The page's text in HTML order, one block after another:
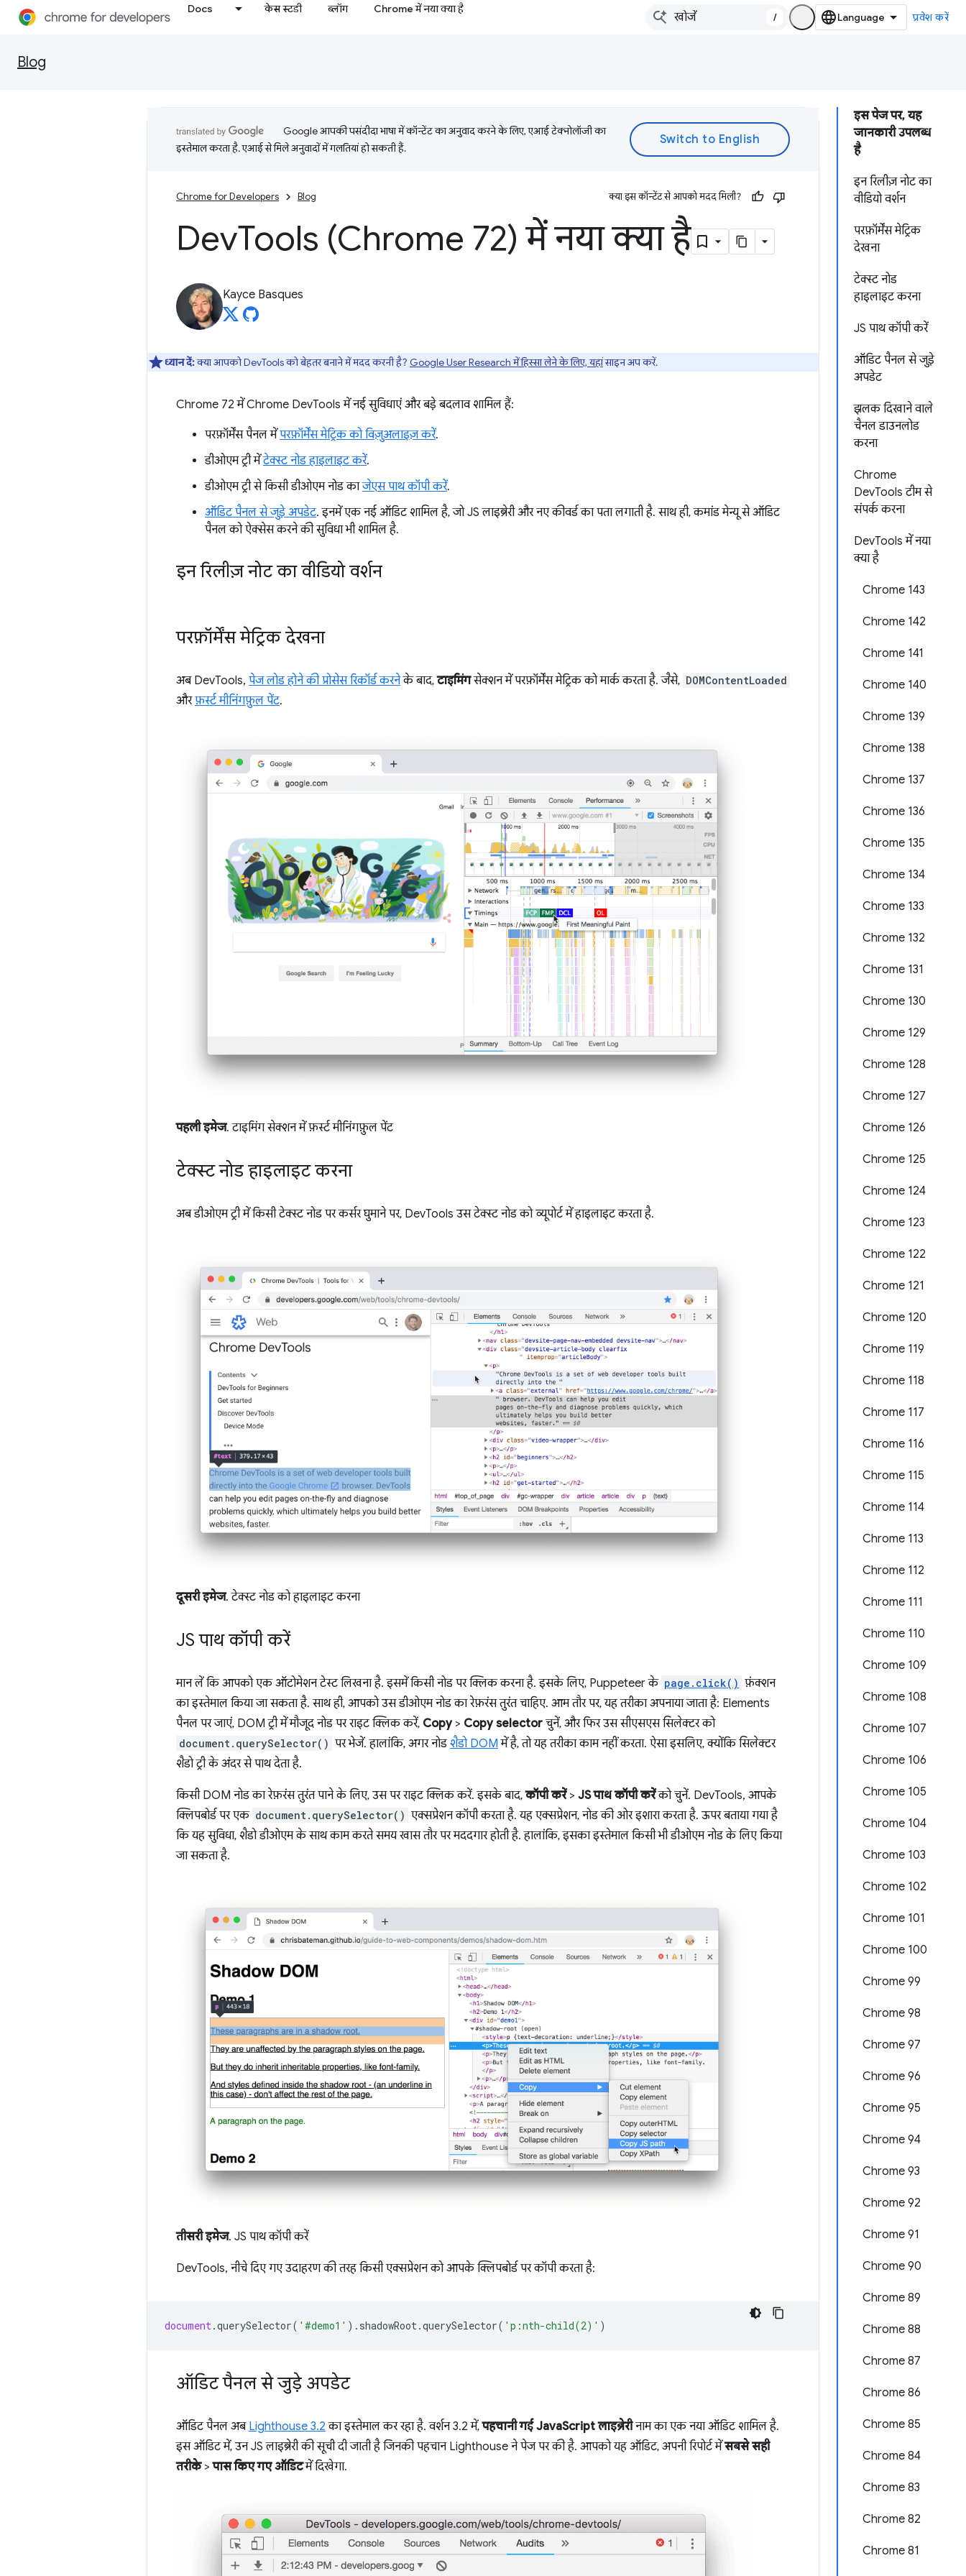
Docs केस स्टडी ब्लॉग Chrome में नया क्या है
/ प्रवेश करें
Blog
इस पेज पर, यह
जानकारी उपलब्ध
है
इन रिलीज़ नोट का
वीडियो वर्शन
परफ़ॉर्मेंस मेट्रिक
देखना
टेक्स्ट नोड
हाइलाइट करना
JS पाथ कॉपी करें
ऑडिट पैनल से जुड़े
अपडेट
झलक दिखाने वाले
चैनल डाउनलोड
करना
Chrome
DevTools टीम से
संपर्क करना
DevTools में नया
क्या है
Chrome 143
Chrome 142
Chrome 141
Chrome 140
Chrome 139
Chrome 138
Chrome 137
Chrome 136
Chrome 135
Chrome 134
Chrome 133
Chrome 132
Chrome 131
Chrome 130
Chrome 129
Chrome 128
Chrome 127
Chrome 126
Chrome 125
Chrome 124
Chrome 123
Chrome 122
Chrome 121
Chrome 120
Chrome 119
Chrome 118
Chrome 117
Chrome 116
Chrome 115
Chrome 114
Chrome 113
Chrome 112
Chrome 111
Chrome 110
Chrome 109
Chrome 108
Chrome 107
Chrome 106
Chrome 105
Chrome 104
Chrome 103
Chrome 102
Chrome 101
Chrome 100
Chrome 99
Chrome 98
Chrome 97
Chrome 96
Chrome 95
Chrome 94
Chrome 93
Chrome 92
Chrome 91
Chrome 90
Chrome 89
Chrome 88
Chrome 87
Chrome 86
Chrome 85
Chrome 84
Chrome 83
Chrome 82
Chrome 81
Google आपकी पसंदीदा भाषा में कॉन्टेंट का अनुवाद करने के लिए, एआई टेक्नोलॉजी का
इस्तेमाल करता है. एआई से मिले अनुवादों में गलतियां हो सकती हैं.
Chrome for Developers Blog क्या इस कॉन्टेंट से आपको मदद मिली?
DevTools (Chrome 72) में नया क्या है
Kayce Basques
ध्यान दें:क्या आपको DevTools को बेहतर बनाने में मदद करनी है? Google User Research में हिस्सा लेने के लिए, यहांसाइन अप करें.
Chrome 72 में Chrome DevTools में नई सुविधाएं और बड़े बदलाव शामिल हैं:
परफ़ॉर्मेंस पैनल मेंपरफ़ॉर्मेंस मेट्रिक को विज़ुअलाइज़ करें.
डीओएम ट्री मेंटेक्स्ट नोड हाइलाइट करें.
डीओएम ट्री से किसी डीओएम नोड काजेएस पाथ कॉपी करें.
ऑडिट पैनल से जुड़े अपडेट. इनमें एक नई ऑडिट शामिल है, जो JS लाइब्रेरी और नए कीवर्ड का पता लगाती है. साथ ही, कमांड मेन्यू से ऑडिट
पैनल को ऐक्सेस करने की सुविधा भी शामिल है.
इन रिलीज़ नोट का वीडियो वर्शन
परफ़ॉर्मेंस मेट्रिक देखना
अब DevTools, पेज लोड होने की प्रोसेस रिकॉर्ड करनेके बाद,टाइमिंगसेक्शन में परफ़ॉर्मेंस मेट्रिक को मार्क करता है. जैसे, DOMContentLoaded
औरफ़र्स्ट मीनिंगफ़ुल पेंट.
पहली इमेज. टाइमिंग सेक्शन में फ़र्स्ट मीनिंगफ़ुल पेंट
टेक्स्ट नोड हाइलाइट करना
अब डीओएम ट्री में किसी टेक्स्ट नोड पर कर्सर घुमाने पर, DevTools उस टेक्स्ट नोड को व्यूपोर्ट में हाइलाइट करता है.
दूसरी इमेज. टेक्स्ट नोड को हाइलाइट करना
JS पाथ कॉपी करें
मान लें कि आपको एक ऑटोमेशन टेस्ट लिखना है. इसमें किसी नोड पर क्लिक करना है. इसके लिए, Puppeteer के page.click() फ़ंक्शन
का इस्तेमाल किया जा सकता है. साथ ही, आपको उस डीओएम नोड का रेफ़रंस तुरंत चाहिए. आम तौर पर, यह तरीका अपनाया जाता है: Elements
पैनल पर जाएं, DOM ट्री में मौजूद नोड पर राइट क्लिक करें, Copy> Copy selector चुनें, और फिर उस सीएसएस सिलेक्टर को
document.querySelector() पर भेजें. हालांकि, अगर नोड शैडो DOM में है, तो यह तरीका काम नहीं करता. ऐसा इसलिए, क्योंकि सिलेक्टर
शैडो ट्री के अंदर से पाथ देता है.
किसी DOM नोड का रेफ़रंस तुरंत पाने के लिए, उस पर राइट क्लिक करें. इसके बाद,कॉपी करें> JS पाथ कॉपी करेंको चुनें. DevTools, आपके
क्लिपबोर्ड पर एक document.querySelector() एक्सप्रेशन कॉपी करता है. यह एक्सप्रेशन, नोड की ओर इशारा करता है. ऊपर बताया गया है
कि यह सुविधा, शैडो डीओएम के साथ काम करते समय खास तौर पर मददगार होती है. हालांकि, इसका इस्तेमाल किसी भी डीओएम नोड के लिए किया
जा सकता है.
तीसरी इमेज. JS पाथ कॉपी करें
DevTools, नीचे दिए गए उदाहरण की तरह किसी एक्सप्रेशन को आपके क्लिपबोर्ड पर कॉपी करता है:
document.querySelector( '#demo1' ). shadowRoot.querySelector( 'p:nth-child(2)' )
ऑडिट पैनल से जुड़े अपडेट
ऑडिट पैनल अब Lighthouse 3.2 का इस्तेमाल कर रहा है. वर्शन 3.2 में,पहचानी गई JavaScript लाइब्रेरीनाम का एक नया ऑडिट शामिल है.
इस ऑडिट में, उन JS लाइब्रेरी की सूची दी जाती है जिनकी पहचान Lighthouse ने पेज पर की है. आपको यह ऑडिट, अपनी रिपोर्ट मेंसबसे सही
तरीके>पास किए गए ऑडिटमें दिखेगा.